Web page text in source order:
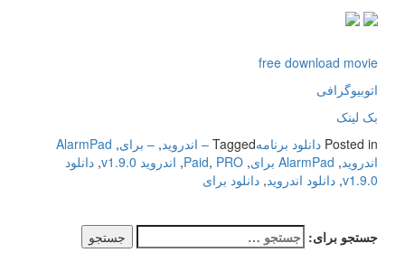
free download movie
اتوبیوگرافی
بک لینک
Posted in دانلود برنامهTagged – اندروید, – برای,
AlarmPad
اندروید, AlarmPad برای ,
Paid, PRO
, اندروید v1.9.0 , دانلود
v1.9.0
, دانلود اندروید, دانلود برای
جستجو برای: